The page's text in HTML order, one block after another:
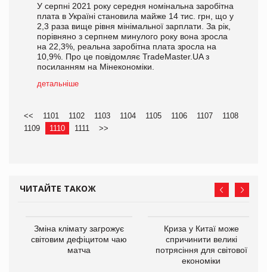
У серпні 2021 року середня номінальна заробітна
плата в Україні становила майже 14 тис. грн, що у
2,3 раза вище рівня мінімальної зарплати. За рік,
порівняно з серпнем минулого року вона зросла
на 22,3%, реальна заробітна плата зросла на
10,9%. Про це повідомляє TradeMaster.UA з
посиланням на Мінекономіки.
детальніше
<< 1101 1102 1103 1104 1105 1106 1107
1108
1109
1110 1111 >>
ЧИТАЙТЕ ТАКОЖ
Зміна клімату загрожує
світовим дефіцитом чаю
матча
Криза у Китаї може
спричинити великі
потрясіння для світової
економіки